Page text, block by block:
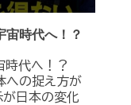
宙時代へ！？
時代へ！？
への捉え方が
日本の変化